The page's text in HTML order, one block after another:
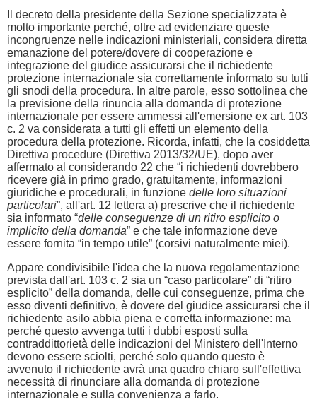
Il decreto della presidente della Sezione specializzata è
molto importante perché, oltre ad evidenziare queste
incongruenze nelle indicazioni ministeriali, considera diretta
emanazione del potere/dovere di cooperazione e
integrazione del giudice assicurarsi che il richiedente
protezione internazionale sia correttamente informato su tutti
gli snodi della procedura. In altre parole, esso sottolinea che
la previsione della rinuncia alla domanda di protezione
internazionale per essere ammessi all'emersione ex art. 103
c. 2 va considerata a tutti gli effetti un elemento della
procedura della protezione. Ricorda, infatti, che la cosiddetta
Direttiva procedure (Direttiva 2013/32/UE), dopo aver
affermato al considerando 22 che “i richiedenti dovrebbero
ricevere già in primo grado, gratuitamente, informazioni
giuridiche e procedurali, in funzione delle loro situazioni
particolari”, all'art. 12 lettera a) prescrive che il richiedente
sia informato “delle conseguenze di un ritiro esplicito o
implicito della domanda” e che tale informazione deve
essere fornita “in tempo utile” (corsivi naturalmente miei).
Appare condivisibile l'idea che la nuova regolamentazione
prevista dall'art. 103 c. 2 sia un “caso particolare” di “ritiro
esplicito” della domanda, delle cui conseguenze, prima che
esso diventi definitivo, è dovere del giudice assicurarsi che il
richiedente asilo abbia piena e corretta informazione: ma
perché questo avvenga tutti i dubbi esposti sulla
contraddittorietà delle indicazioni del Ministero dell'Interno
devono essere sciolti, perché solo quando questo è
avvenuto il richiedente avrà una quadro chiaro sull'effettiva
necessità di rinunciare alla domanda di protezione
internazionale e sulla convenienza a farlo.